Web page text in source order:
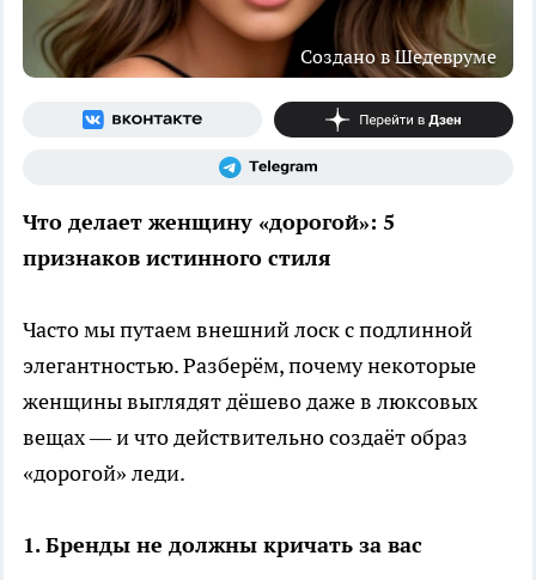
Создано в Шедевруме
Что делает женщину «дорогой»: 5
признаков истинного стиля
Часто мы путаем внешний лоск с подлинной
элегантностью. Разберём, почему некоторые
женщины выглядят дёшево даже в люксовых
вещах — и что действительно создаёт образ
«дорогой» леди.
1. Бренды не должны кричать за вас